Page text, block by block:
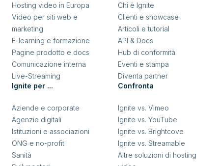
Hosting video in Europa
Video per siti web e
marketing
E-learning e formazione
Pagine prodotto e docs
Comunicazione interna
Live-Streaming
Ignite per ...
Aziende e corporate
Agenzie digitali
Istituzioni e associazioni
ONG e no-profit
Sanità
Chi è Ignite
Clienti e showcase
Articoli e tutorial
API & Docs
Hub di conformità
Eventi e stampa
Diventa partner
Confronta
Ignite vs. Vimeo
Ignite vs. YouTube
Ignite vs. Brightcove
Ignite vs. Streamable
Altre soluzioni di hosting